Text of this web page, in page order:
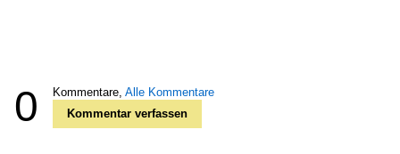
0 Kommentare, Alle Kommentare
Kommentar verfassen